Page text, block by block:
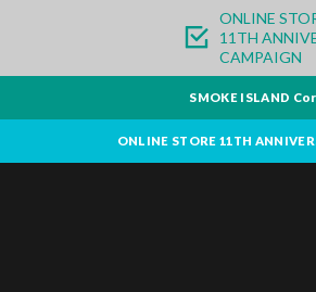
ONLINE
11TH
CAMPAIGN
SMOKE ISLAND
ONLINE STORE 11TH